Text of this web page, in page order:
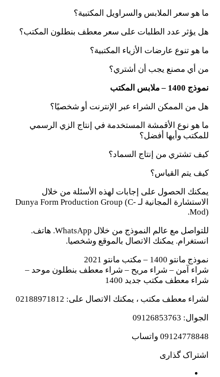
ما هو سعر الملابس والسراويل المكتبية؟
هل يؤثر عدد الطلبات على سعر معطف بنطلون المكتب؟
ما هو تنوع عارضات الأزياء المكتبية؟
من أي مصنع يجب أن أشتري؟
نموذج 1400 – ملابس المكتب
هل من الممكن الشراء عبر الإنترنت أو شخصيًا؟
ما هو نوع الأقمشة المستخدمة في إنتاج الزي الرسمي
للمكتب وأيها أفضل؟
كيف تشتري من إنتاج السماد؟
كيف يتم القياس؟
يمكنك الحصول على إجابات لهذه الأسئلة من خلال
الاستشارة المجانية لـ Dunya Form Production Group (C-
Mod).
للتواصل مع عالم النموذج من خلال WhatsApp. هاتف.
انستغرام. يمكنك الاتصال بالموقع وشخصيا.
نموذج مانتو 1400 – مكتب مانتو 2021
شراء آمن – شراء مريح – شراء معطف بنطلون موحد –
شراء معطف مكتب جديد 1400
لشراء معطف مكتب ، يمكنك الاتصال على: 02188971812
الجوال: 09126853763
09124778848 واتساب
اشتراک گذاری